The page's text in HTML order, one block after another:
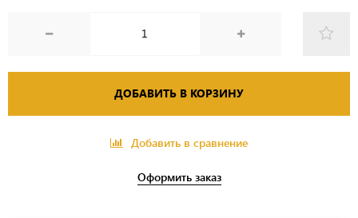
ДОБАВИТЬ В КОРЗИНУ
Добавить в сравнение
Оформить заказ